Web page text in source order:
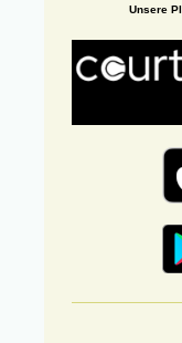
Unsere